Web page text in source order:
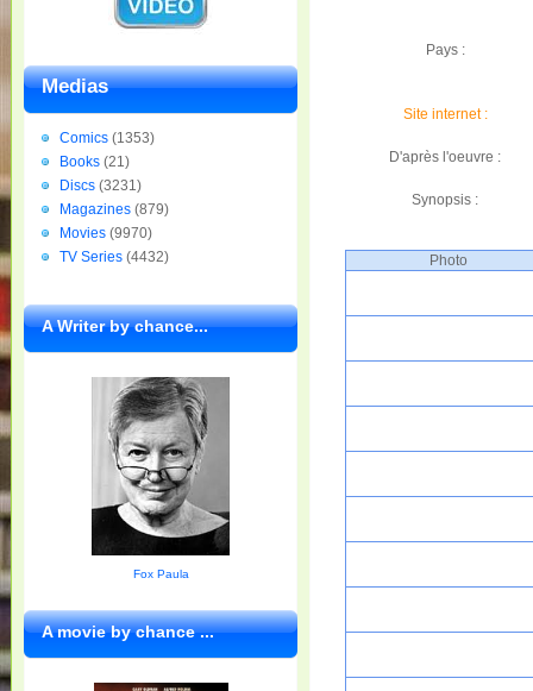
Pays :
Site internet :
D'après l'oeuvre :
Synopsis :
Photo
Medias
Comics (1353)
Books (21)
Discs (3231)
Magazines (879)
Movies (9970)
TV Series (4432)
A Writer by chance...
Fox Paula
A movie by chance ...